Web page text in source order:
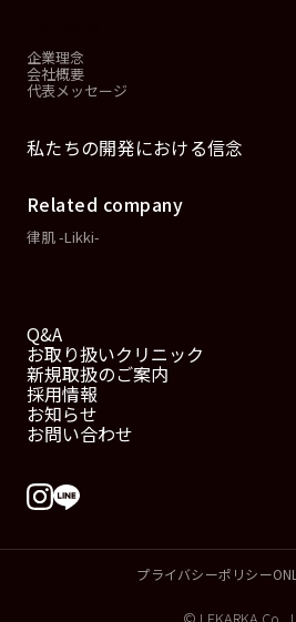
企業理念
会社概要
代表メッセージ
私たちの開発における信念
Related company
律肌 -Likki-
Q&A
お取り扱いクリニック
新規取扱のご案内
採用情報
お知らせ
お問い合わせ
プライバシーポリシー